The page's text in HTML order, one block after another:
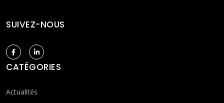
SUIVEZ-NOUS
CATÉGORIES
Actualités